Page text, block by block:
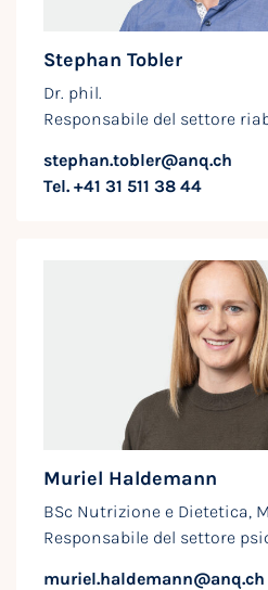
Stephan Tobler
Dr. phil.
Responsabile del settore
stephan.tobler@anq.ch
Tel. +41 31 511 38 44
Muriel Haldemann
BSc Nutrizione e Dietetica,
Responsabile del settore
muriel.haldemann@anq.ch